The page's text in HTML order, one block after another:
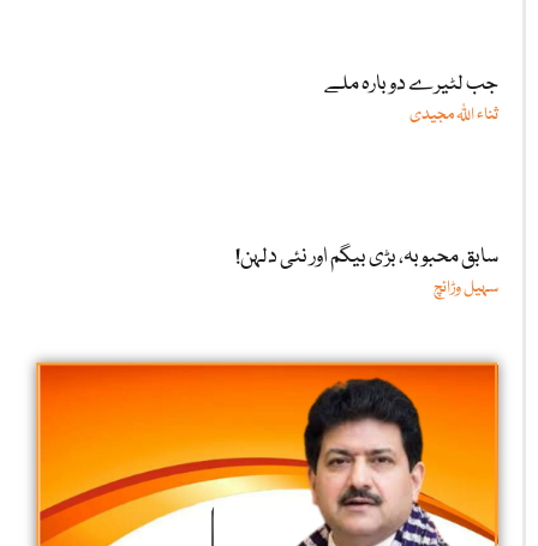
جب لٹیرے دوبارہ ملے
ثناء اللّٰہ مجیدی
سابق محبوبہ، بڑی بیگم اور نئی دلہن!
سہیل وڑائچ